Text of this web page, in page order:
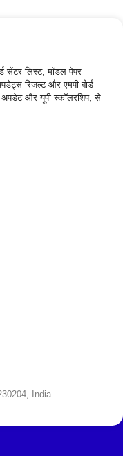
सेंटर लिस्ट, मॉडल पेपर
रिजल्ट और एमपी बोर्ड
अपडेट और यूपी स्कॉलरशिप, से
India